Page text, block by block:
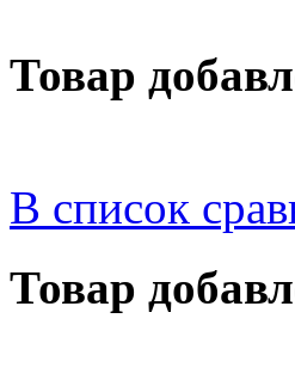
Товар
В список
Товар